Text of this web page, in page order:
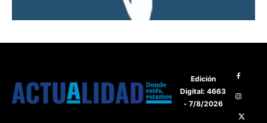
Edición
Digital: 4663
- 7/8/2026